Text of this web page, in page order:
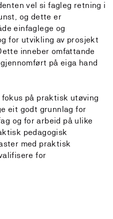
vel si fagleg retning i
og dette er
einfaglege og
for utvikling av prosjekt
inneber omfattande
på eiga hand
på praktisk utøving
eit godt grunnlag for
og for arbeid på ulike
pedagogisk
med praktisk
for